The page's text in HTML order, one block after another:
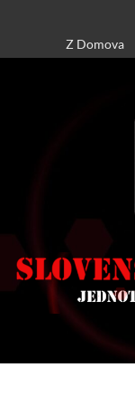
content
Z Domova